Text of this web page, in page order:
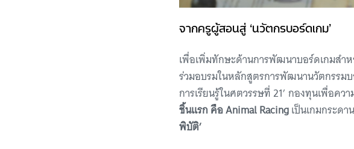
จากครูผู้สอนสู่ ‘นวัตกรบอร์ดเกม’
เพื่อเพิ่มทักษะด้านการพัฒนาบอร์ดเกมสำห
ร่วมอบรมในหลักสูตรการพัฒนานวัตกรรมบ
การเรียนรู้ในศตวรรษที่ 21’ กองทุนเพื่อค
ชิ้นแรก คือ Animal Racingเป็นเกมกระด
พิบัติ’